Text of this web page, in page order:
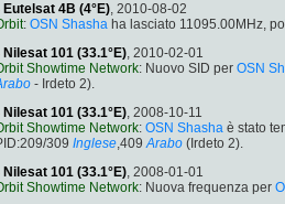
Eutelsat 4B (4°E), 2010-08-02
: OSN Shasha ha lasciato 11095.00MHz,
Nilesat 101 (33.1°E), 2010-02-01
Showtime Network: Nuovo SID per OSN
- Irdeto 2).
Nilesat 101 (33.1°E), 2008-10-11
Showtime Network: OSN Shasha è stato
309 Inglese,409 Arabo (Irdeto 2).
Nilesat 101 (33.1°E), 2008-01-01
Showtime Network: Nuova frequenza per